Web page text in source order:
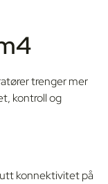
trenger mer
kontroll og
konnektivitet på